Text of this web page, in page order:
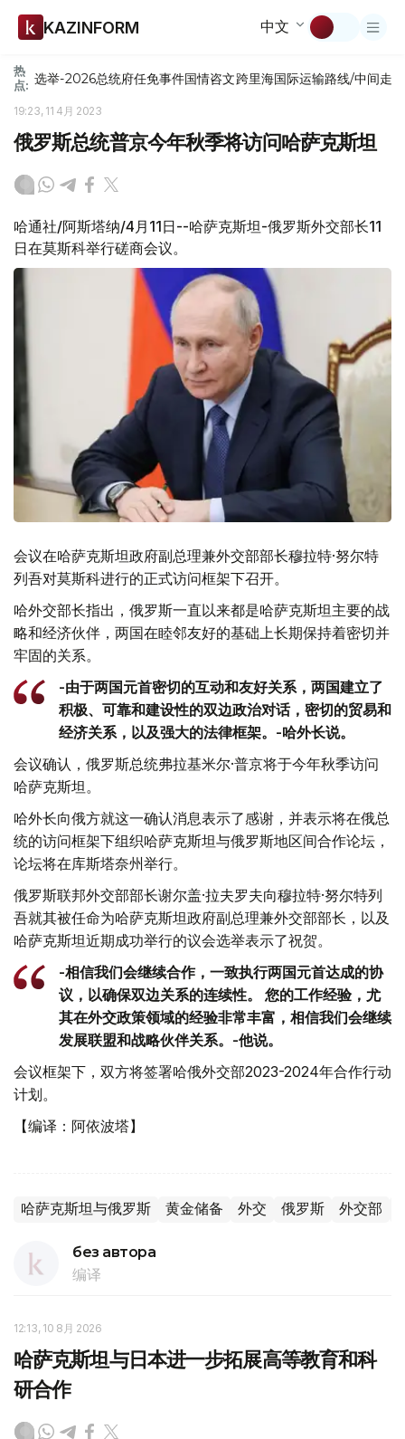
KAZINFORM 中文
热
点: 选举-2026总统府任免事件国情咨文跨里海国际运输路线/中间走廊
19:23, 11 4月 2023
俄罗斯总统普京今年秋季将访问哈萨克斯坦
哈通社/阿斯塔纳/4月11日--哈萨克斯坦-俄罗斯外交部长11
日在莫斯科举行磋商会议。
会议在哈萨克斯坦政府副总理兼外交部部长穆拉特·努尔特
列吾对莫斯科进行的正式访问框架下召开。
哈外交部长指出，俄罗斯一直以来都是哈萨克斯坦主要的战
略和经济伙伴，两国在睦邻友好的基础上长期保持着密切并
牢固的关系。
-由于两国元首密切的互动和友好关系，两国建立了
积极、可靠和建设性的双边政治对话，密切的贸易和
经济关系，以及强大的法律框架。-哈外长说。
会议确认，俄罗斯总统弗拉基米尔·普京将于今年秋季访问
哈萨克斯坦。
哈外长向俄方就这一确认消息表示了感谢，并表示将在俄总
统的访问框架下组织哈萨克斯坦与俄罗斯地区间合作论坛，
论坛将在库斯塔奈州举行。
俄罗斯联邦外交部部长谢尔盖·拉夫罗夫向穆拉特·努尔特列
吾就其被任命为哈萨克斯坦政府副总理兼外交部部长，以及
哈萨克斯坦近期成功举行的议会选举表示了祝贺。
-相信我们会继续合作，一致执行两国元首达成的协
议，以确保双边关系的连续性。 您的工作经验，尤
其在外交政策领域的经验非常丰富，相信我们会继续
发展联盟和战略伙伴关系。-他说。
会议框架下，双方将签署哈俄外交部2023-2024年合作行动
计划。
【编译：阿依波塔】
哈萨克斯坦与俄罗斯 黄金储备 外交 俄罗斯 外交部
без автора
编译
12:13, 10 8月 2026
哈萨克斯坦与日本进一步拓展高等教育和科
研合作